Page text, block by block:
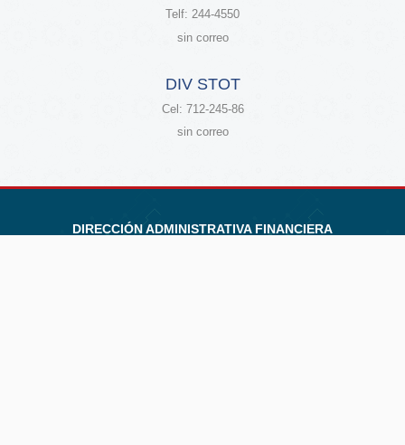
Telf: 244-4550
sin correo
DIV STOT
Cel: 712-245-86
sin correo
DIRECCIÓN ADMINISTRATIVA FINANCIERA